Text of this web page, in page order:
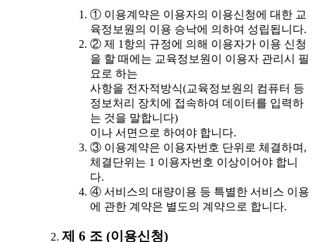
① 이용계약은 이용자의 이용신청에 대한 교
육정보원의 이용 승낙에 의하여 성립됩니다.
② 제 1항의 규정에 의해 이용자가 이용 신청
을 할 때에는 교육정보원이 이용자 관리시 필
요로 하는
사항을 전자적방식(교육정보원의 컴퓨터 등
정보처리 장치에 접속하여 데이터를 입력하
는 것을 말합니다)
이나 서면으로 하여야 합니다.
③ 이용계약은 이용자번호 단위로 체결하며,
체결단위는 1 이용자번호 이상이어야 합니
다.
④ 서비스의 대량이용 등 특별한 서비스 이용
에 관한 계약은 별도의 계약으로 합니다.
제 6 조 (이용신청)